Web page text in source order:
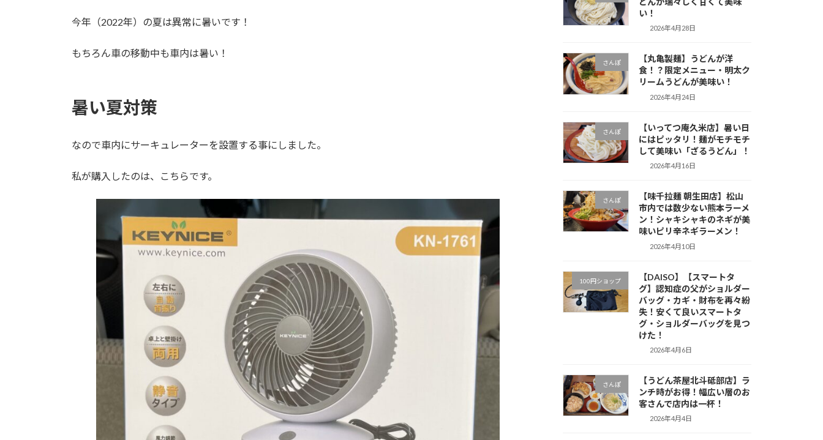
今年（2022年）の夏は異常に暑いです！
もちろん車の移動中も車内は暑い！
暑い夏対策
なので車内にサーキュレーターを設置する事にしました。
私が購入したのは、こちらです。
い！
2026年4月28日
さんぽ
【丸亀製麺】うどんが洋
食！？限定メニュー・明太ク
リームうどんが美味い！
2026年4月24日
さんぽ
【いってつ庵久米店】暑い日
にはピッタリ！麺がモチモチ
して美味い「ざるうどん」！
2026年4月16日
さんぽ
【味千拉麺 朝生田店】松山
市内では数少ない熊本ラーメ
ン！シャキシャキのネギが美
味いピリ辛ネギラーメン！
2026年4月10日
100円ショップ
【DAISO】【スマートタ
グ】認知症の父がショルダー
バッグ・カギ・財布を再々紛
失！安くて良いスマートタ
グ・ショルダーバッグを見つ
けた！
2026年4月6日
さんぽ
【うどん茶屋北斗砥部店】ラ
ンチ時がお得！幅広い層のお
客さんで店内は一杯！
2026年4月4日